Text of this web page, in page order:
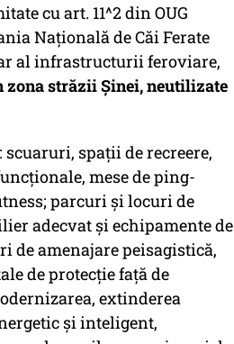
cu art. 11^2 din OUG
Naţională de Căi Ferate
al infrastructurii feroviare,
străzii Şinei, neutilizate
spaţii de recreere,
mese de ping-
parcuri şi locuri de
adecvat şi echipamente de
de amenajare peisagistică,
de protecţie faţă de
extinderea
şi inteligent,